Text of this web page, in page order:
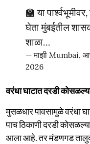
🏫 या पार्श्वभूमीवर,
घेता मुंबईतील
शाळा…
— माझी Mumbai,
2026
वरंधा घाटात दरडी
मुसळधार पावसामुळे वरंधा
पाच ठिकाणी दरडी
आला आहे. तर मंडणगड